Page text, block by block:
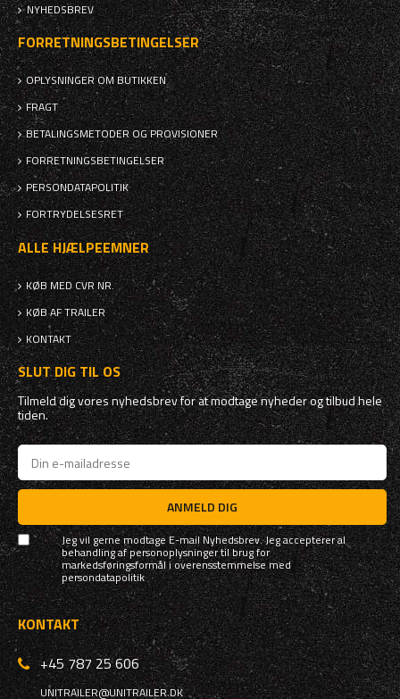
NYHEDSBREV
FORRETNINGSBETINGELSER
OPLYSNINGER OM BUTIKKEN
FRAGT
BETALINGSMETODER OG PROVISIONER
FORRETNINGSBETINGELSER
PERSONDATAPOLITIK
FORTRYDELSESRET
ALLE HJÆLPEEMNER
KØB MED CVR NR.
KØB AF TRAILER
KONTAKT
SLUT DIG TIL OS
Tilmeld dig vores nyhedsbrev for at modtage nyheder og tilbud hele
tiden.
ANMELD DIG
Jeg vil gerne modtage E-mail Nyhedsbrev. Jeg accepterer al
behandling af personoplysninger til brug for
markedsføringsformål i overensstemmelse med
persondatapolitik
KONTAKT
+45 787 25 606
UNITRAILER@UNITRAILER.DK